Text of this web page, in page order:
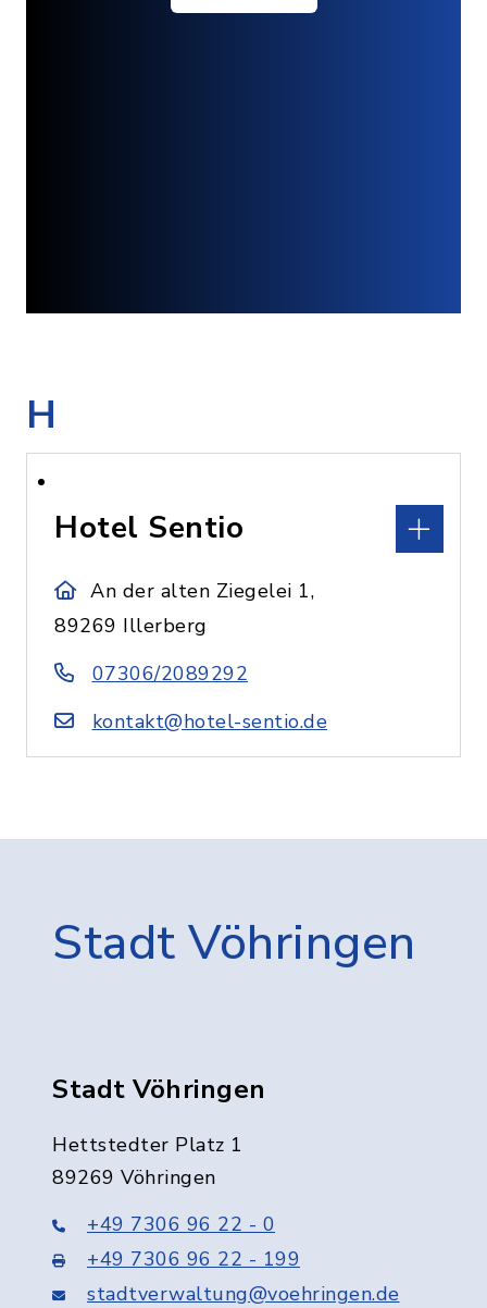
H
Hotel Sentio
An der alten Ziegelei 1,
89269 Illerberg
07306/2089292
kontakt@hotel-sentio.de
Stadt Vöhringen
Stadt Vöhringen
Hettstedter Platz 1
89269 Vöhringen
+49 7306 96 22 - 0
+49 7306 96 22 - 199
stadtverwaltung@voehringen.de